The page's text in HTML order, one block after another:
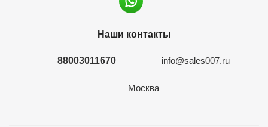
Наши контакты
88003011670 info@sales007.ru
Москва